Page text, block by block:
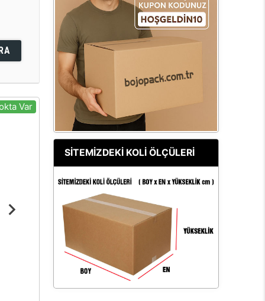
Var
SİTEMİZDEKİ KOLİ ÖLÇÜLERİ